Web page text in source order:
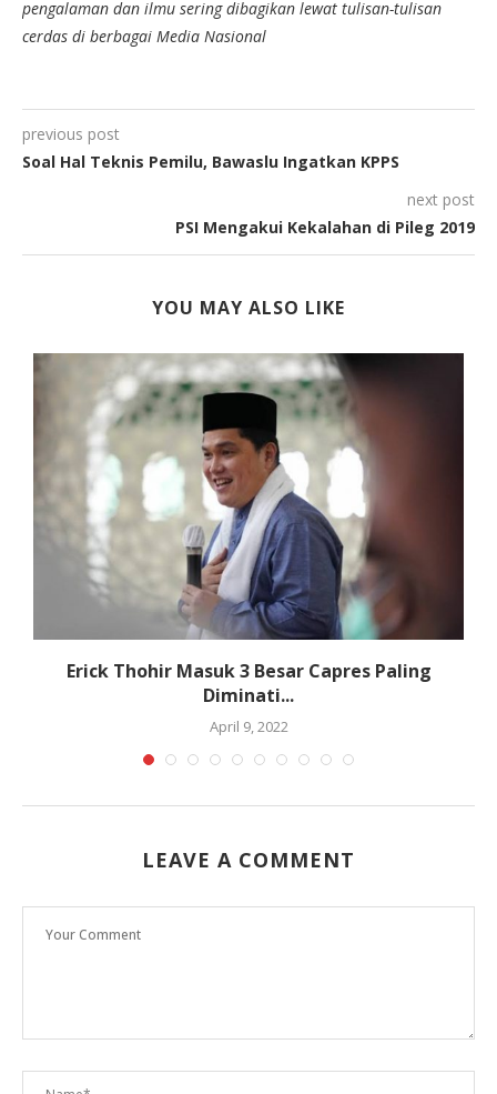
pengalaman dan ilmu sering dibagikan lewat tulisan-tulisan
cerdas di berbagai Media Nasional
previous post
Soal Hal Teknis Pemilu, Bawaslu Ingatkan KPPS
next post
PSI Mengakui Kekalahan di Pileg 2019
YOU MAY ALSO LIKE
Erick Thohir Masuk 3 Besar Capres Paling
Diminati...
April 9, 2022
LEAVE A COMMENT